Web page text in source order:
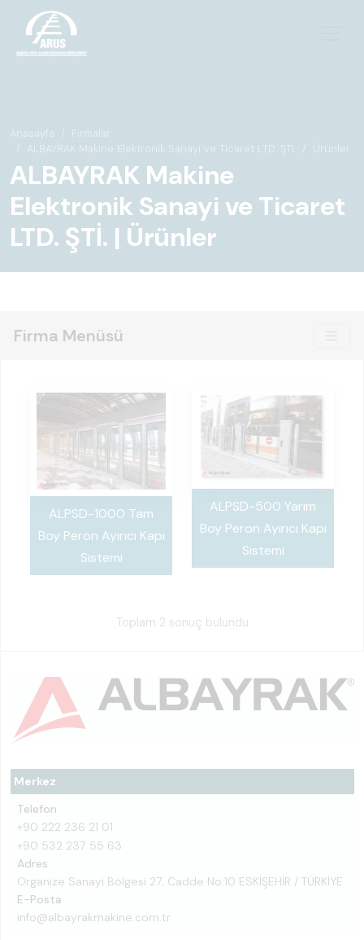
Anasayfa
Firmalar
ALBAYRAK Makine Elektronik Sanayi ve Ticaret LTD. ŞTİ.
Ürünler
ALBAYRAK Makine
Elektronik Sanayi ve Ticaret
LTD. ŞTİ. | Ürünler
Firma Menüsü
Merkez
Telefon
+90 222 236 21 01
+90 532 237 55 63
Adres
Organize Sanayi Bölgesi 27. Cadde No:10 ESKİŞEHİR / TÜRKİYE
E-Posta
info@albayrakmakine.com.tr
ALPSD-1000 Tam
Boy Peron Ayırıcı Kapı
Sistemi
ALPSD-500 Yarım
Boy Peron Ayırıcı Kapı
Sistemi
Toplam 2 sonuç bulundu